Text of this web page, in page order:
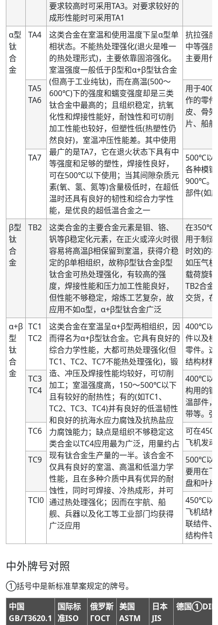
要求较高时可采用TA3。对要求较好的
成形性能时可采用TA1
α型
钛
合
金
TA4
这类合金在室温和使用温度下呈α型单
相状态。不能热处理强化(退火是唯一
的热处理形式)，主要依靠固溶强化。
室温强度一般低于β型和α+β型钛合金
(但高于工业纯钛)，而在高温(500～
600℃)下的强度和蠕变强度却是三类
钛合金中最高的；且组织稳定，抗氧
化性和焊接性能好，耐蚀性和可切削
加工性能也较好，但塑性低(热塑性仍
然良好)，室温冲压性能差。其中使用
最广的是TA7，它在退火状态下具有中
等强度和足够的塑性，焊接性良好，
可在500℃以下使用；当其间隙杂质元
素(氧、氢、氮等)含量极低时，在超低
温时还具有良好的韧性和综合力学性
能，是优良的超低温合金之一
抗拉强
中等强
主要用
TA5
TA6
用于
作的零
皮、骨
片、船
TA7
500℃以
各种模
900℃。
部件(如
β型
钛
合
金
TB2
这类合金的主要合金元素是钼、铬、
钒等β稳定化元素，在正火或淬火时很
容易将高温β相保留到室温，获得介稳
定的β单相组织，故称β型钛合金β型
钛合金可热处理强化，有较高的强
度，焊接性能和压力加工性能良好，
但性能不够稳定，熔炼工艺复杂，故
应用不如α型，α+β型钛合金广泛
在350℃
用于制
时效)的
如压气
载荷旋
TB2合金
交货，
α+β
型
钛
合
金
TC1
TC2
这类合金在室温呈α+β型两相组织，因
而得名为α+β型钛合金。它具有良好的
综合力学性能，大都可热处理强化(但
TC1、TC2、TC7不能热处理强化)，锻
造、冲压及焊接性能均较好，可切削
加工；室温强度高，150～500℃以下
且有较好的耐热性；有的(如TC1、
TC2、TC3、TC4)并有良好的低温韧性
和良好的抗海水应力腐蚀及抗热盐应
力腐蚀能力；缺点是组织不够稳定这
类合金以TC4应用最为广泛，用量约占
现有钛合金生产量的一半。该合金不
仅具有良好的室温、高温和低温力学
性能，且在多种介质中具有优异的耐
蚀性，同时可焊接、冷热成形，并可
通过热处理强化；因而在宇航、船
舰、兵器以及化工等工业部门均获得
广泛应用
400℃以
件以及
零件。
结构材料
TC3
TC4
400℃以
构用的
温部件
带等。
TC6
可在
飞机发
TC9
500℃以
要用在
盘和叶
TCl0
450℃以
飞机结
联结件
结构件等
中外牌号对照
①括号中是新标准草案规定的牌号。
中国
GB/T3620.1
国际标
准ISO
俄罗斯
ГOCT
美国
ASTM
日本
JIS
德国①DIN